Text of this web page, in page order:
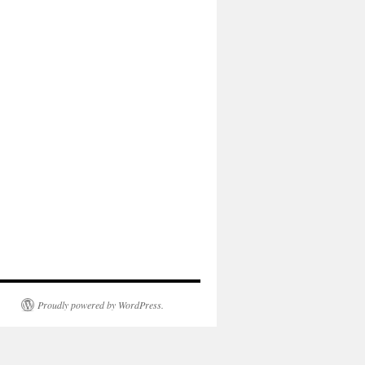
Proudly powered by WordPress.